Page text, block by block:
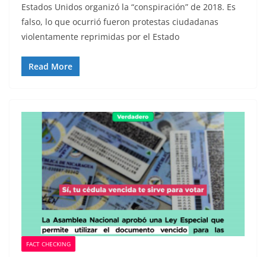
Estados Unidos organizó la “conspiración” de 2018. Es
falso, lo que ocurrió fueron protestas ciudadanas
violentamente reprimidas por el Estado
Read More
FACT CHECKING